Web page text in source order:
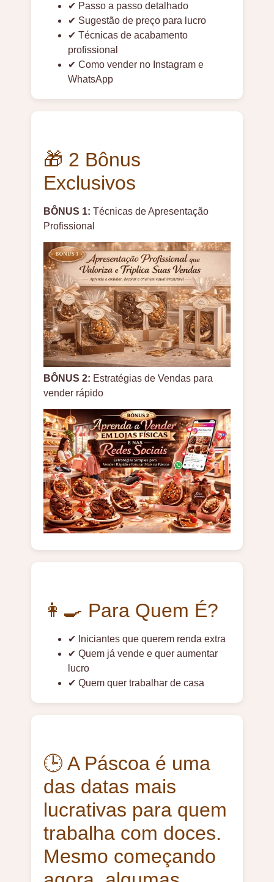
✔ Passo a passo detalhado
✔ Sugestão de preço para lucro
✔ Técnicas de acabamento
profissional
✔ Como vender no Instagram e
WhatsApp
🎁 2 Bônus
Exclusivos
BÔNUS 1: Técnicas de Apresentação
Profissional
BÔNUS 2: Estratégias de Vendas para
vender rápido
👩‍🍳 Para Quem É?
✔ Iniciantes que querem renda extra
✔ Quem já vende e quer aumentar
lucro
✔ Quem quer trabalhar de casa
🕒 A Páscoa é uma
das datas mais
lucrativas para quem
trabalha com doces.
Mesmo começando